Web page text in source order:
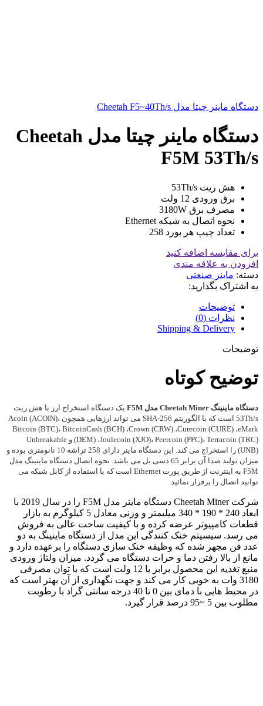
دستگاه ماینر چیتا مدل Cheetah F5~40Th/s
دستگاه ماینر چیتا مدل Cheetah
F5M 53Th/s
هش ریت 53Th/s
برق ورودی 12 ولت
مصرف برق 3180W
نحوه اتصال به شبکه Ethernet
تعداد چیپ هر بورد 258
برای مقایسه اضافه کنید
افزودن به علاقه مندی
دسته: ماینر صنعتی
به اشتراک بگذارید:
توضیحات
نظرات (0)
Shipping & Delivery
توضیحات
توضیح کوتاه
دستگاه ماینینگ Cheetah Miner مدل F5M
یک دستگاه استخراج ارز با هش ریت
53Th/s است که با الگوریتم SHA-256 می تواند ارزهایی همچون Acoin (ACOIN)،
Bitcoin (BTC)، BitcoinCash (BCH) ،Crown (CRW) ،Curecoin (CURE) ،eMark
(DEM) ،Joulecoin (XJO)، Peercoin (PPC)، Terracoin (TRC) و Unbreakable
(UNB) را استخراج می کند. این دستگاه ماینر دارای 258 تراشه 10 نانومتری بوده و
میزان تولید صدا آن برابر 65 دسی بل می باشد. نحوه اتصال دستگاه ماینینگ مدل
F5M به اینترنت از طریق پورت Ethernet است که با استفاده از کابل شبکه می
توانید اتصال را برقرار نمائید.
شرکت Cheetah Miner دستگاه ماینر مدل F5M را در سال 2019 با
ابعاد 240 * 190 * 340 میلیمتر و وزنی معادل 5 کیلوگرم به بازار
قطعات کامپیوتر عرضه کرده و با کیفیت ساخت عالی به فروش
می رسد. سیسیتم خنک کنندگی این مدل از دستگاه ماینینگ به دو
عدد فن مجهز شده که وظیفه خنک سازی دستگاه را برعهده دارد و
مانع از بالا رفتن دما و حرات دستگاه می گردد. میزان ولتاژ ورودی
منبع تغذیه این محصول برابر با 12 ولت است که با توان مصرفی
3180 وات به خوبی کار می کند و جهت نگهداری از آن بهتر است که
در محیط هایی با دمای بین 0 تا 40 درجه سانتی گراد با رطوبت
مطلوب بین 5 ~95 درصد قرار گیرد.